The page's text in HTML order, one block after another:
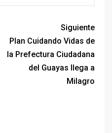
Siguiente
Plan Cuidando Vidas de
la Prefectura Ciudadana
del Guayas llega a
Milagro